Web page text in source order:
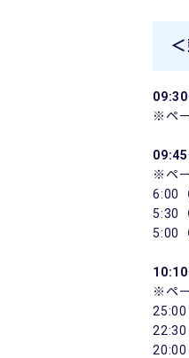
※ペ
※ペ
6:00
5:30
5:00
※ペ
25:00
22:30
20:00